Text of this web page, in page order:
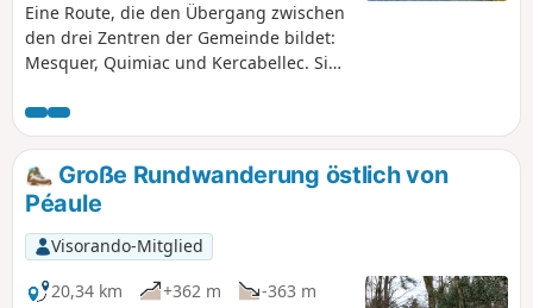
Eine Route, die den Übergang zwischen
den drei Zentren der Gemeinde bildet:
Mesquer, Quimiac und Kercabellec. Sie
entdecken, zunächst die Sümpfe, dann
die Landschaft und das Meer, das rund
um die Pointe de Mesquer besonders
präsent ist.
Große Rundwanderung östlich von
Péaule
Visorando-Mitglied
20,34 km
+362 m
-363 m